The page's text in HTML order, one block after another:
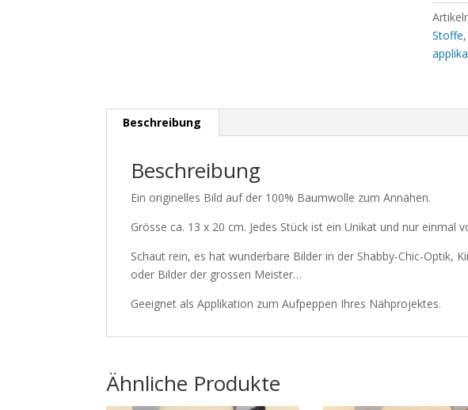
Stoffe,
Beschreibung
Beschreibung
Ein originelles Bild auf der 100% Baumwolle zum Annähen.
Grösse ca. 13 x 20 cm. Jedes Stück ist ein Unikat und nur einmal
Schaut rein, es hat wunderbare Bilder in der Shabby-Chic-Optik,
oder Bilder der grossen Meister…
Geeignet als Applikation zum Aufpeppen Ihres Nähprojektes.
Ähnliche Produkte